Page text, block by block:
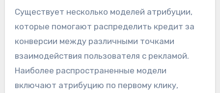
Существует несколько моделей атрибуции,
которые помогают распределить кредит за
конверсии между различными точками
взаимодействия пользователя с рекламой.
Наиболее распространенные модели
включают атрибуцию по первому клику,